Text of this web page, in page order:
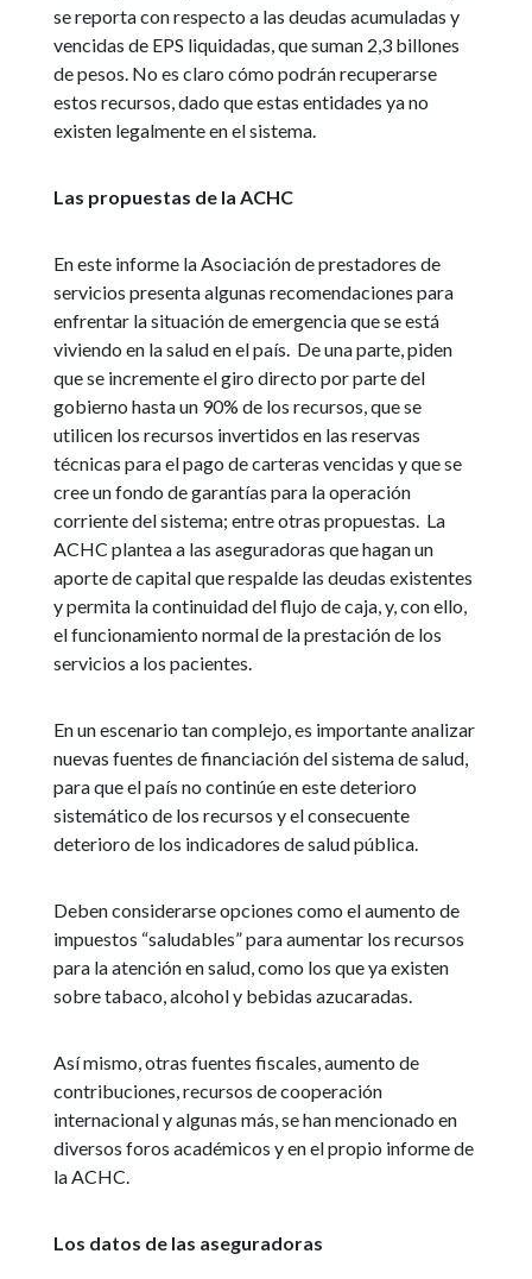
se reporta con respecto a las deudas acumuladas y
vencidas de EPS liquidadas, que suman 2,3 billones
de pesos. No es claro cómo podrán recuperarse
estos recursos, dado que estas entidades ya no
existen legalmente en el sistema.
Las propuestas de la ACHC
En este informe la Asociación de prestadores de
servicios presenta algunas recomendaciones para
enfrentar la situación de emergencia que se está
viviendo en la salud en el país. De una parte, piden
que se incremente el giro directo por parte del
gobierno hasta un 90% de los recursos, que se
utilicen los recursos invertidos en las reservas
técnicas para el pago de carteras vencidas y que se
cree un fondo de garantías para la operación
corriente del sistema; entre otras propuestas. La
ACHC plantea a las aseguradoras que hagan un
aporte de capital que respalde las deudas existentes
y permita la continuidad del flujo de caja, y, con ello,
el funcionamiento normal de la prestación de los
servicios a los pacientes.
En un escenario tan complejo, es importante analizar
nuevas fuentes de financiación del sistema de salud,
para que el país no continúe en este deterioro
sistemático de los recursos y el consecuente
deterioro de los indicadores de salud pública.
Deben considerarse opciones como el aumento de
impuestos “saludables” para aumentar los recursos
para la atención en salud, como los que ya existen
sobre tabaco, alcohol y bebidas azucaradas.
Así mismo, otras fuentes fiscales, aumento de
contribuciones, recursos de cooperación
internacional y algunas más, se han mencionado en
diversos foros académicos y en el propio informe de
la ACHC.
Los datos de las aseguradoras